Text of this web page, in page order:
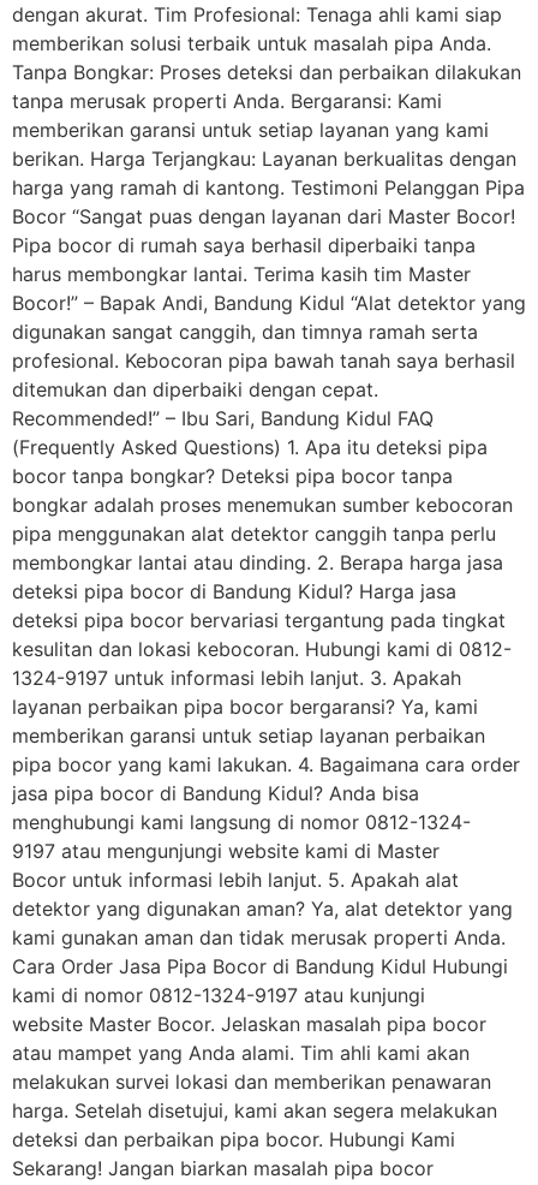
dengan akurat. Tim Profesional: Tenaga ahli kami siap
memberikan solusi terbaik untuk masalah pipa Anda.
Tanpa Bongkar: Proses deteksi dan perbaikan dilakukan
tanpa merusak properti Anda. Bergaransi: Kami
memberikan garansi untuk setiap layanan yang kami
berikan. Harga Terjangkau: Layanan berkualitas dengan
harga yang ramah di kantong. Testimoni Pelanggan Pipa
Bocor “Sangat puas dengan layanan dari Master Bocor!
Pipa bocor di rumah saya berhasil diperbaiki tanpa
harus membongkar lantai. Terima kasih tim Master
Bocor!” – Bapak Andi, Bandung Kidul “Alat detektor yang
digunakan sangat canggih, dan timnya ramah serta
profesional. Kebocoran pipa bawah tanah saya berhasil
ditemukan dan diperbaiki dengan cepat.
Recommended!” – Ibu Sari, Bandung Kidul FAQ
(Frequently Asked Questions) 1. Apa itu deteksi pipa
bocor tanpa bongkar? Deteksi pipa bocor tanpa
bongkar adalah proses menemukan sumber kebocoran
pipa menggunakan alat detektor canggih tanpa perlu
membongkar lantai atau dinding. 2. Berapa harga jasa
deteksi pipa bocor di Bandung Kidul? Harga jasa
deteksi pipa bocor bervariasi tergantung pada tingkat
kesulitan dan lokasi kebocoran. Hubungi kami di 0812-
1324-9197 untuk informasi lebih lanjut. 3. Apakah
layanan perbaikan pipa bocor bergaransi? Ya, kami
memberikan garansi untuk setiap layanan perbaikan
pipa bocor yang kami lakukan. 4. Bagaimana cara order
jasa pipa bocor di Bandung Kidul? Anda bisa
menghubungi kami langsung di nomor 0812-1324-
9197 atau mengunjungi website kami di Master
Bocor untuk informasi lebih lanjut. 5. Apakah alat
detektor yang digunakan aman? Ya, alat detektor yang
kami gunakan aman dan tidak merusak properti Anda.
Cara Order Jasa Pipa Bocor di Bandung Kidul Hubungi
kami di nomor 0812-1324-9197 atau kunjungi
website Master Bocor. Jelaskan masalah pipa bocor
atau mampet yang Anda alami. Tim ahli kami akan
melakukan survei lokasi dan memberikan penawaran
harga. Setelah disetujui, kami akan segera melakukan
deteksi dan perbaikan pipa bocor. Hubungi Kami
Sekarang! Jangan biarkan masalah pipa bocor